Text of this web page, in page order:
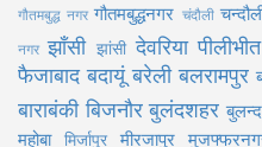
गौतमबुद्ध नगर गौतमबुद्धनगर चंदौली
नगर झाँसी झांसी देवरिया पीलीभीत
फैजाबाद बदायूं बरेली बलरामपुर
बाराबंकी बिजनौर बुलंदशहर
महोबा मिर्जापुर मीरजापुर